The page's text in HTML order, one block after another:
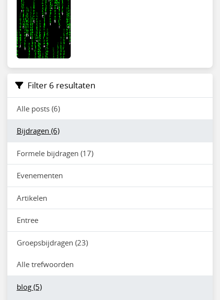
Filter 6 resultaten
Alle posts (6)
Bijdragen (6)
Formele bijdragen (17)
Evenementen
Artikelen
Entree
Groepsbijdragen (23)
Alle trefwoorden
blog (5)